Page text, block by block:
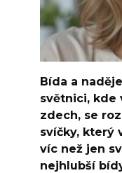
Bída a
světnici, kde
zdech, se
svíčky, který
víc než jen
nejhlubší